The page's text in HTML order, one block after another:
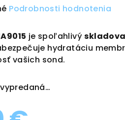
Podrobnosti hodnotenia
je spoľahlivý
hydratáciu
vašich sond.